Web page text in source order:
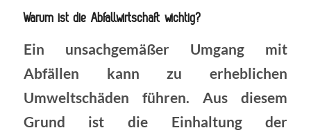
Warum ist die Abfallwirtschaft wichtig?
Ein unsachgemäßer Umgang mit
Abfällen kann zu erheblichen
Umweltschäden führen. Aus diesem
Grund ist die Einhaltung der